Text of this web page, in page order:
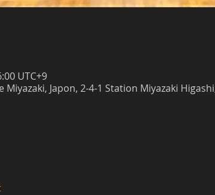
UTC+9
Japon, 2-4-1 Station Miyazaki